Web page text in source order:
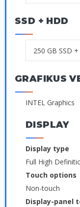
SSD + HDD
GRAFIKUS
INTEL Graphics
DISPLAY
Display type
Full High
Touch options
Non-touch
Display-panel